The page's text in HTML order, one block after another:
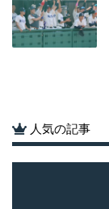
人気の記事